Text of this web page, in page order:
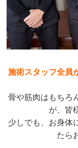
施術スタッフ全員
骨や筋肉はもちろ
が、皆
少しでも、お身体
たら